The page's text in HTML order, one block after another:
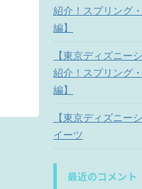
紹介！スプリング
編】
【東京ディズニー
紹介！スプリング
編】
【東京ディズニ
イーツ
最近のコメント